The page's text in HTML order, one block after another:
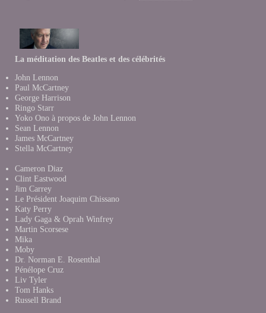
La méditation des Beatles et des célébrités
John Lennon
Paul McCartney
George Harrison
Ringo Starr
Yoko Ono à propos de John Lennon
Sean Lennon
James McCartney
Stella McCartney
Cameron Diaz
Clint Eastwood
Jim Carrey
Le Président Joaquim Chissano
Katy Perry
Lady Gaga & Oprah Winfrey
Martin Scorsese
Mika
Moby
Dr. Norman E. Rosenthal
Pénélope Cruz
Liv Tyler
Tom Hanks
Russell Brand